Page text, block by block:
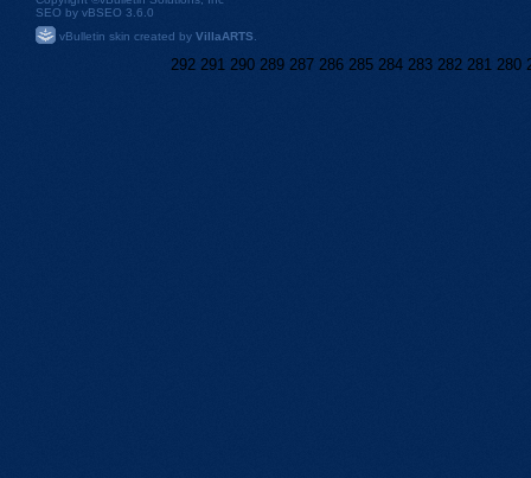
SEO by vBSEO 3.6.0
vBulletin skin created by VillaARTS
280
281
282
283
284
285
286
287
289
290
291
292